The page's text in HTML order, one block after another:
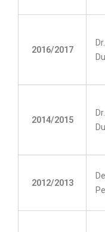
2016/2017
2014/2015
2012/2013